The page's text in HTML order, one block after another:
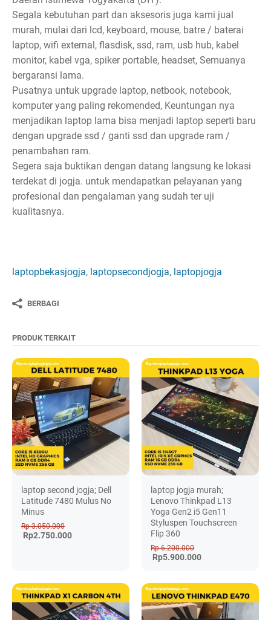
Segala kebutuhan part dan aksesoris juga kami jual
murah, mulai dari lcd, keyboard, mouse, batre / baterai
laptop, wifi external, flasdisk, ssd, ram, usb hub, kabel
monitor, kabel vga, spiker portable, headset, Semuanya
bergaransi lama.
Pusatnya untuk upgrade laptop, netbook, notebook,
komputer yang paling rekomended, Keuntungan nya
menjadikan laptop lama bisa menjadi laptop seperti baru
dengan upgrade ssd / ganti ssd dan upgrade ram /
penambahan ram.
Segera saja buktikan dengan datang langsung ke lokasi
terdekat di jogja. untuk mendapatkan pelayanan yang
profesional dan pengalaman yang sudah ter uji
kualitasnya.
laptopbekasjogja, laptopsecondjogja, laptopjogja
BERBAGI
PRODUK TERKAIT
laptop second jogja; Dell
Latitude 7480 Mulus No
Minus
Rp 3.050.000
Rp2.750.000
laptop jogja murah;
Lenovo Thinkpad L13
Yoga Gen2 i5 Gen11
Styluspen Touchscreen
Flip 360
Rp 6.200.000
Rp5.900.000